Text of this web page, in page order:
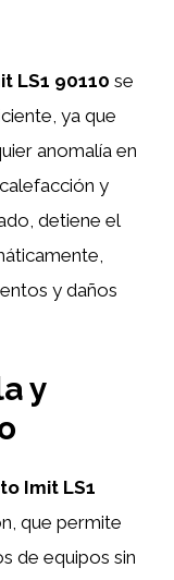
LS1 90110 se
ya que
anomalía en
y
detiene el
y daños
y
Imit LS1
que permite
de equipos sin